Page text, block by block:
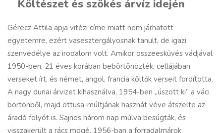
Költészet és szökés árvíz idején
Gérecz Attila apja vitézi címe miatt nem járhatott
egyetemre, ezért vasesztergályosnak tanult, de igazi
szenvedélye az irodalom volt. Amikor összeesküvés vádjával
1950-ben, 21 éves korában bebörtönözték, cellájában
verseket írt, és német, angol, francia költők verseit fordította.
A nagy dunai árvizet kihasználva, 1954-ben „úszott ki” a váci
börtönből, majd öttusa-múltjának hasznát véve átszelte az
áradó folyót is. Sajnos három nap múlva besúgták, és
visszakerült a rács mögé. 1956-ban a forradalmárok